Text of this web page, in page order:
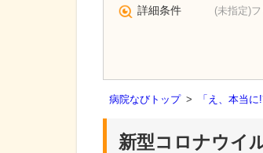
詳細条件 (未指定)
病院なびトップ > 「え、本当
新型コロナウイ